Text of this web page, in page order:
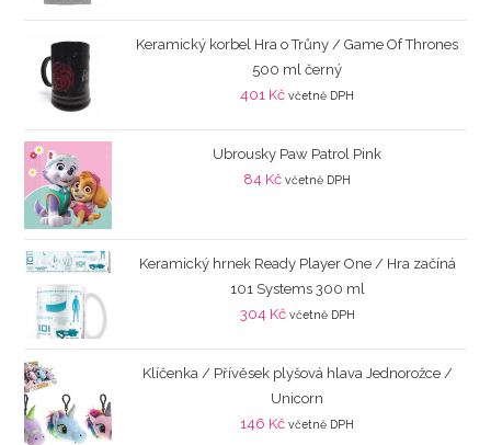
Keramický korbel Hra o Trůny / Game Of Thrones
500 ml černý
401 Kč včetně DPH
Ubrousky Paw Patrol Pink
84 Kč včetně DPH
Keramický hrnek Ready Player One / Hra začíná
101 Systems 300 ml
304 Kč včetně DPH
Klíčenka / Přívěsek plyšová hlava Jednorožce /
Unicorn
146 Kč včetně DPH